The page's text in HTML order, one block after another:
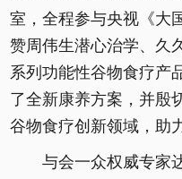
室，全程参与央视《大
赞周伟生潜心治学、久
系列功能性谷物食疗产
了全新康养方案，并殷
谷物食疗创新领域，助
与会一众权威专家